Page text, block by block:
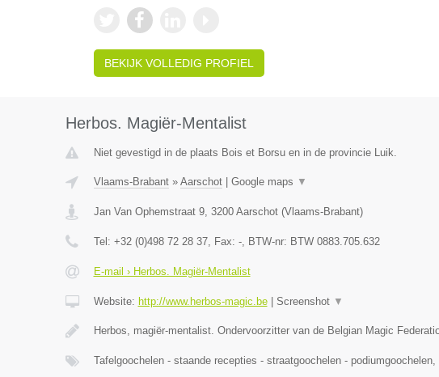
BEKIJK VOLLEDIG PROFIEL
Herbos. Magiër-Mentalist
Niet gevestigd in de plaats Bois et Borsu en in de provincie Luik.
Vlaams-Brabant» Aarschot| Google maps ▼
Jan Van Ophemstraat 9, 3200 Aarschot(Vlaams-Brabant)
Tel: +32 (0)498 72 28 37, Fax: -, BTW-nr: BTW 0883.705.632
E-mail › Herbos. Magiër-Mentalist
Website: http://www.herbos-magic.be| Screenshot ▼
Herbos, magiër-mentalist. Ondervoorzitter van de Belgian Magic
Tafelgoochelen - staande recepties - straatgoochelen - podiumgoochelen,